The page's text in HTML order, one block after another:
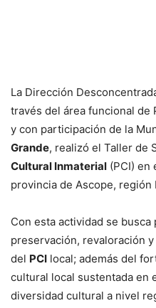
La Dirección
través del área funcional de
y con participación de la
Grande, realizó el Taller de
Cultural Inmaterial (PCI) en
provincia de Ascope, región
Con esta actividad se
preservación, revaloración
del PCI local; además del
cultural local sustentada en
diversidad cultural a nivel